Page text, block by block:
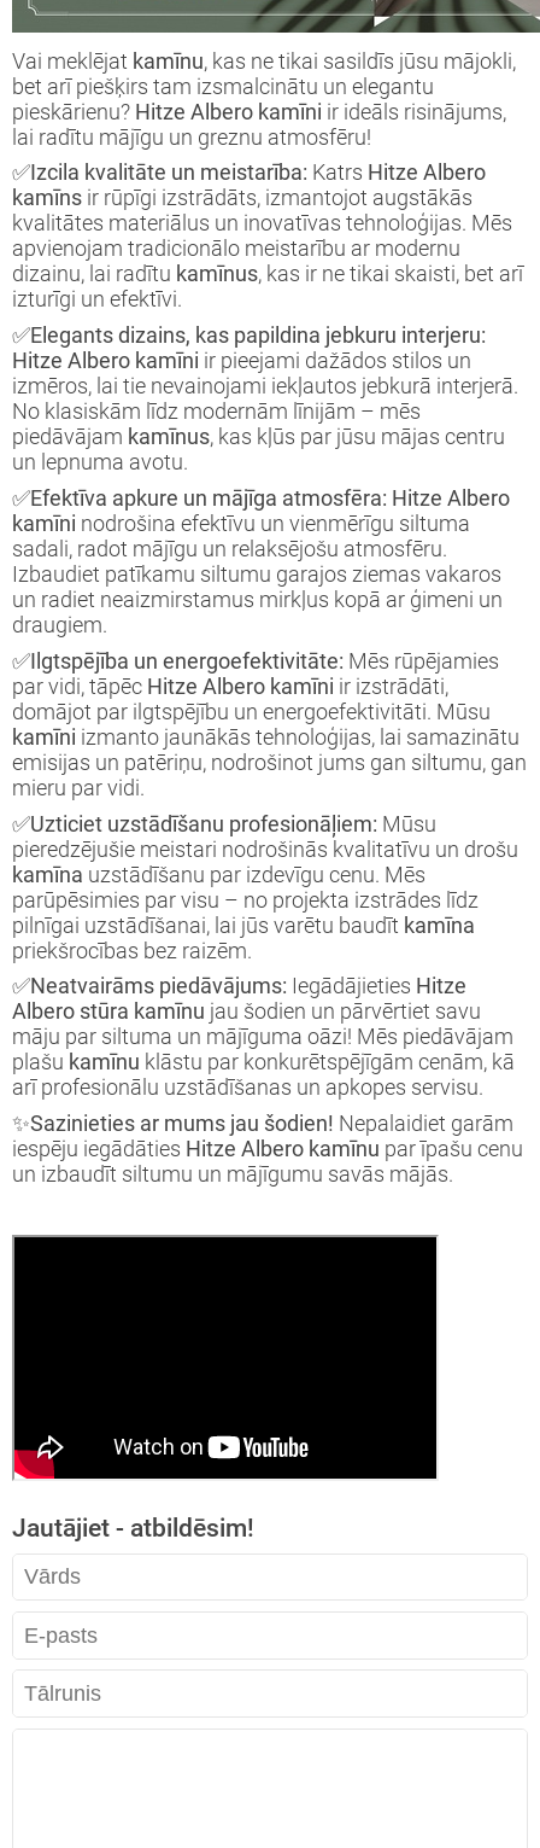
Vai meklējat kamīnu, kas ne tikai sasildīs jūsu mājokli,
bet arī piešķirs tam izsmalcinātu un elegantu
pieskārienu? Hitze Albero kamīni ir ideāls risinājums,
lai radītu mājīgu un greznu atmosfēru!
✅Izcila kvalitāte un meistarība: Katrs Hitze Albero
kamīns ir rūpīgi izstrādāts, izmantojot augstākās
kvalitātes materiālus un inovatīvas tehnoloģijas. Mēs
apvienojam tradicionālo meistarību ar modernu
dizainu, lai radītu kamīnus, kas ir ne tikai skaisti, bet arī
izturīgi un efektīvi.
✅Elegants dizains, kas papildina jebkuru interjeru:
Hitze Albero kamīni ir pieejami dažādos stilos un
izmēros, lai tie nevainojami iekļautos jebkurā interjerā.
No klasiskām līdz modernām līnijām – mēs
piedāvājam kamīnus, kas kļūs par jūsu mājas centru
un lepnuma avotu.
✅Efektīva apkure un mājīga atmosfēra: Hitze Albero
kamīni nodrošina efektīvu un vienmērīgu siltuma
sadali, radot mājīgu un relaksējošu atmosfēru.
Izbaudiet patīkamu siltumu garajos ziemas vakaros
un radiet neaizmirstamus mirkļus kopā ar ģimeni un
draugiem.
✅Ilgtspējība un energoefektivitāte: Mēs rūpējamies
par vidi, tāpēc Hitze Albero kamīni ir izstrādāti,
domājot par ilgtspējību un energoefektivitāti. Mūsu
kamīni izmanto jaunākās tehnoloģijas, lai samazinātu
emisijas un patēriņu, nodrošinot jums gan siltumu, gan
mieru par vidi.
✅Uzticiet uzstādīšanu profesionāļiem: Mūsu
pieredzējušie meistari nodrošinās kvalitatīvu un drošu
kamīna uzstādīšanu par izdevīgu cenu. Mēs
parūpēsimies par visu – no projekta izstrādes līdz
pilnīgai uzstādīšanai, lai jūs varētu baudīt kamīna
priekšrocības bez raizēm.
✅Neatvairāms piedāvājums: Iegādājieties Hitze
Albero stūra kamīnu jau šodien un pārvērtiet savu
māju par siltuma un mājīguma oāzi! Mēs piedāvājam
plašu kamīnu klāstu par konkurētspējīgām cenām, kā
arī profesionālu uzstādīšanas un apkopes servisu.
✨Sazinieties ar mums jau šodien! Nepalaidiet garām
iespēju iegādāties Hitze Albero kamīnu par īpašu cenu
un izbaudīt siltumu un mājīgumu savās mājās.
Jautājiet - atbildēsim!